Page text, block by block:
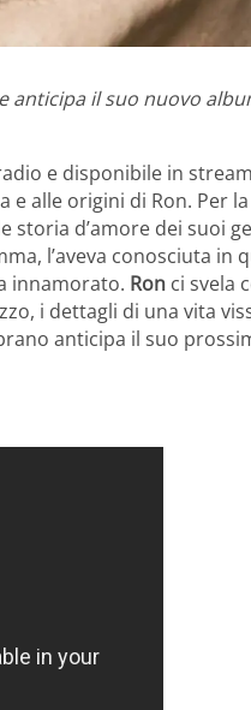
anticipa il suo nuovo
e disponibile in
e alle origini di Ron. Per
storia d’amore dei suoi
l’aveva conosciuta in
innamorato. Ron ci svela
i dettagli di una vita
anticipa il suo